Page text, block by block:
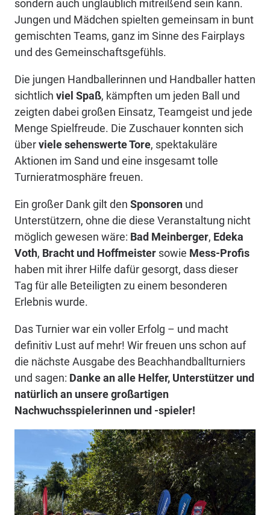
sondern auch unglaublich mitreißend sein kann.
Jungen und Mädchen spielten gemeinsam in bunt
gemischten Teams, ganz im Sinne des Fairplays
und des Gemeinschaftsgefühls.
Die jungen Handballerinnen und Handballer hatten
sichtlich viel Spaß, kämpften um jeden Ball und
zeigten dabei großen Einsatz, Teamgeist und jede
Menge Spielfreude. Die Zuschauer konnten sich
überviele sehenswerte Tore, spektakuläre
Aktionen im Sand und eine insgesamt tolle
Turnieratmosphäre freuen.
Ein großer Dank gilt den Sponsoren und
Unterstützern, ohne die diese Veranstaltung nicht
möglich gewesen wäre: Bad Meinberger, Edeka
Voth, Bracht und Hoffmeister sowie Mess-Profis
haben mit ihrer Hilfe dafür gesorgt, dass dieser
Tag für alle Beteiligten zu einem besonderen
Erlebnis wurde.
Das Turnier war ein voller Erfolg – und macht
definitiv Lust auf mehr! Wir freuen uns schon auf
die nächste Ausgabe des Beachhandballturniers
und sagen: Danke an alle Helfer, Unterstützer und
natürlich an unsere großartigen
Nachwuchsspielerinnen und -spieler!